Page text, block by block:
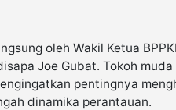
oleh Wakil Ketua
Joe Gubat. Tokoh
pentingnya
dinamika perantauan.